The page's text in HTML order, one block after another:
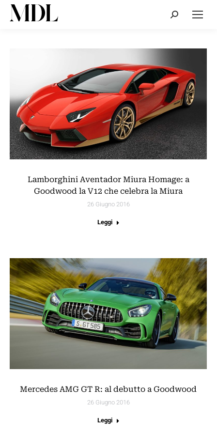
Cerca:
Lamborghini Aventador Miura Homage: a
Goodwood la V12 che celebra la Miura
26 Giugno 2016
Leggi
Mercedes AMG GT R: al debutto a Goodwood
26 Giugno 2016
Leggi